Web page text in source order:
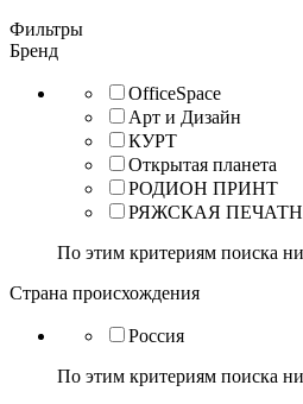
Фильтры
Бренд
OfficeSpace
Арт и Дизайн
КУРТ
Открытая планета
РОДИОН ПРИНТ
РЯЖСКАЯ
По этим критериям поиска
Страна происхождения
Россия
По этим критериям поиска